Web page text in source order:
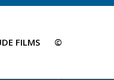
FILMS ©